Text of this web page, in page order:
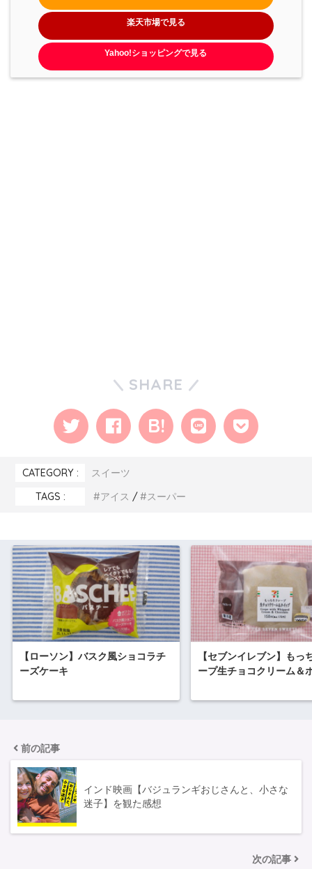
楽天市場で見る
Yahoo!ショッピングで見る
SHARE
CATEGORY :
スイーツ
TAGS :
アイス スーパー
【ローソン】バスク風ショコラチ
ーズケーキ
【セブンイレブン】もっ
ープ生チョコクリーム＆
前の記事
インド映画【バジュランギおじさんと、小さな
迷子】を観た感想
次の記事